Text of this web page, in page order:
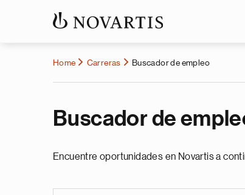
Home Carreras Buscador de empleo
Buscador de
Encuentre oportunidades en Novartis a